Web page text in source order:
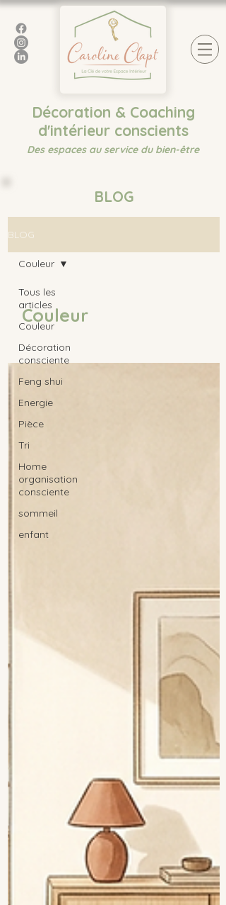
Décoration & Coaching
d'intérieur conscients
Des espaces au service du bien-être
BLOG
BLOG
Tous les
articles
Couleur
Décoration
consciente
Feng shui
Energie
Pièce
Tri
Home
organisation
consciente
sommeil
enfant
Couleur
Couleur